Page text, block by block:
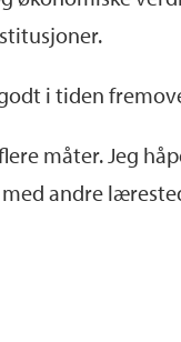
i tiden
måter. Jeg
andre